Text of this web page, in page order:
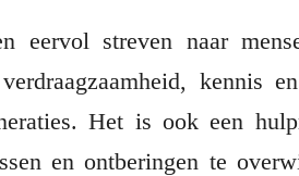
eervol streven naar
kennis
Het is ook een
en ontberingen te